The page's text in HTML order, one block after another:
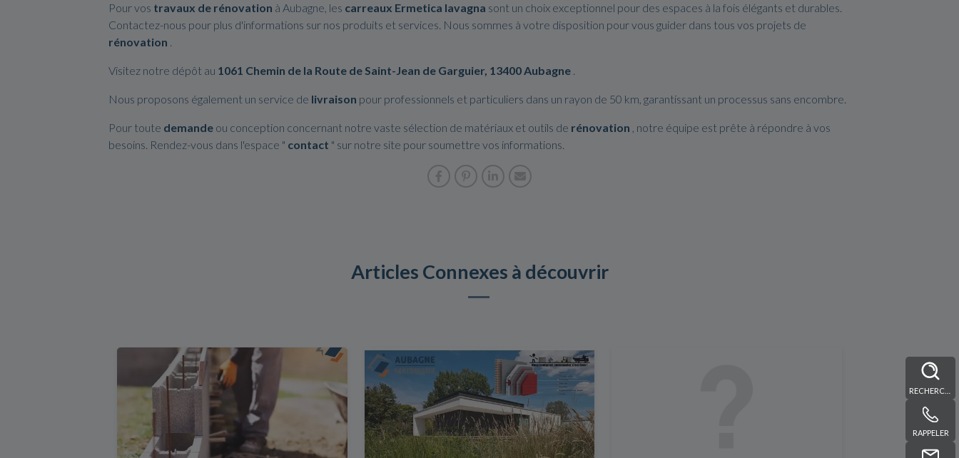
RAPPELER
Pour vos travaux de rénovation à Aubagne, les carreaux Ermetica lavagna sont un choix exceptionnel pour des espaces à la fois élégants et durables.
Contactez-nous pour plus d'informations sur nos produits et services. Nous sommes à votre disposition pour vous guider dans tous vos projets de
rénovation .
Visitez notre dépôt au 1061 Chemin de la Route de Saint-Jean de Garguier, 13400 Aubagne .
Nous proposons également un service de livraison pour professionnels et particuliers dans un rayon de 50 km, garantissant un processus sans encombre.
Pour toute demande ou conception concernant notre vaste sélection de matériaux et outils de rénovation , notre équipe est prête à répondre à vos
besoins. Rendez-vous dans l'espace " contact " sur notre site pour soumettre vos informations.
Articles Connexes à découvrir